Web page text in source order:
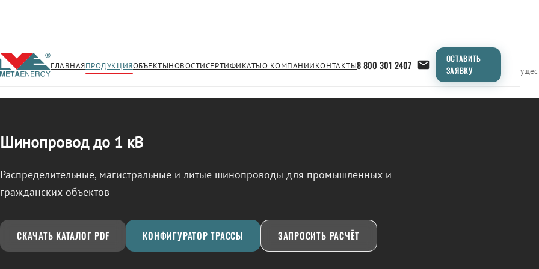
ГЛАВНАЯПРОДУКЦИЯОБЪЕКТЫНОВОСТИСЕРТИФИКАТЫО КОМПАНИИКОНТАКТЫ8 800 301 2407
ОСТАВИТЬ
ЗАЯВКУ
← Продукция/ШИНОПРОВОД Применение Продукция ТипоразмерыСравнение
Шинопровод до 1 кВ
Распределительные, магистральные и литые шинопроводы для промышленных и
гражданских объектов
СКАЧАТЬ КАТАЛОГ PDF КОНФИГУРАТОР ТРАССЫ ЗАПРОСИТЬ РАСЧЁТ